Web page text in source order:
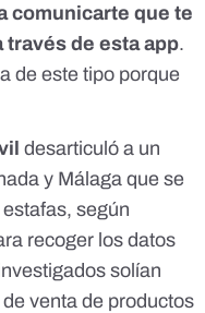
comunicarte que te
de esta app.
de este tipo porque
desarticuló a un
y Málaga que se
según
recoger los datos
solían
venta de productos